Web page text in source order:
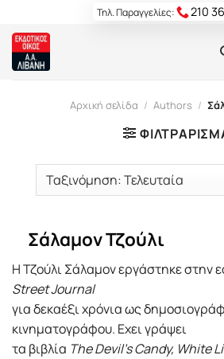
content
Τηλ. Παραγγελίες: 210
Αρχική σελίδα / Authors /
Σάλαμον Τζούλι
Η Τζούλι Σάλαμον εργάστηκε στην
Street Journal
για δεκαέξι χρόνια ως
κινηματογράφου. Εχει γράψει
τα βιβλία The Devil's Candy, White